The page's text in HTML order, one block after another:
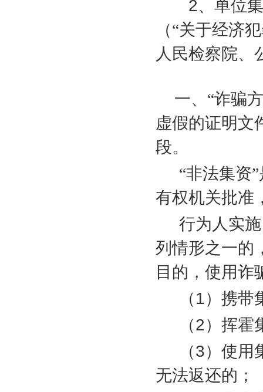
2、单位
（“关于经济
人民检察院、
一、“诈骗
虚假的证明文
段。
“非法集资
有权机关批准
行为人实
列情形之一的
目的，使用诈
（1）携带
（2）挥霍
（3）使用
无法返还的；